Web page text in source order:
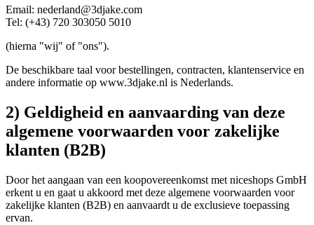
Email: nederland@3djake.com
Tel: (+43) 720 303050 5010
(hierna "wij" of "ons").
De beschikbare taal voor bestellingen, contracten, klantenservice en
andere informatie op www.3djake.nl is Nederlands.
2) Geldigheid en aanvaarding van deze
algemene voorwaarden voor zakelijke
klanten (B2B)
Door het aangaan van een koopovereenkomst met niceshops GmbH
erkent u en gaat u akkoord met deze algemene voorwaarden voor
zakelijke klanten (B2B) en aanvaardt u de exclusieve toepassing
ervan.